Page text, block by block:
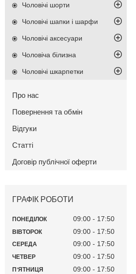
Чоловічі шорти
Чоловічі шапки і шарфи
Чоловічі аксесуари
Чоловіча білизна
Чоловічі шкарпетки
Про нас
Повернення та обмін
Відгуки
Статті
Договір публічної оферти
ГРАФІК РОБОТИ
ПОНЕДІЛОК 09:00 17:50
ВІВТОРОК 09:00 17:50
СЕРЕДА 09:00 17:50
ЧЕТВЕР 09:00 17:50
ПʼЯТНИЦЯ 09:00 17:50